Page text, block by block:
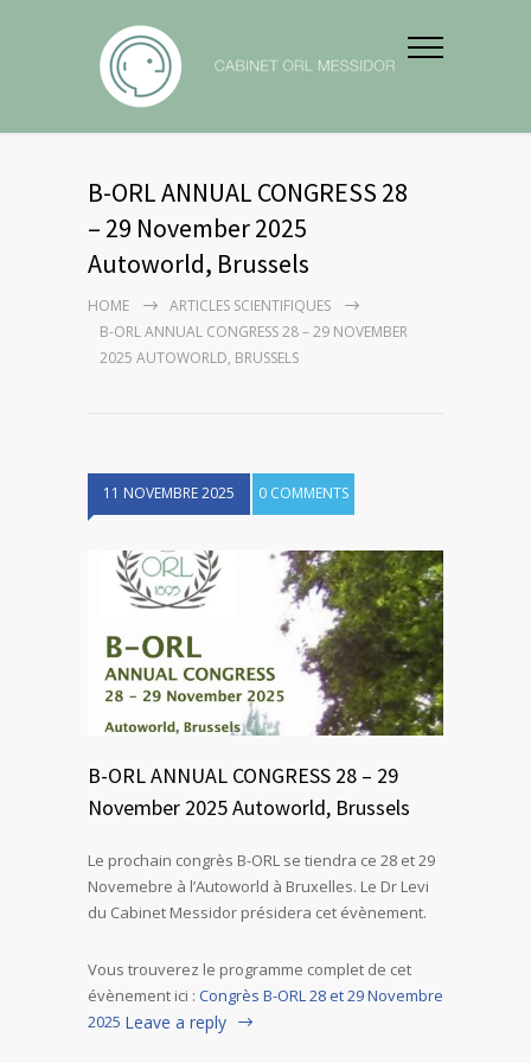
B-ORL ANNUAL CONGRESS 28
– 29 November 2025
Autoworld, Brussels
HOME
ARTICLES SCIENTIFIQUES
B-ORL ANNUAL CONGRESS 28 – 29 NOVEMBER
2025 AUTOWORLD, BRUSSELS
11 NOVEMBRE 2025 0 COMMENTS
B-ORL ANNUAL CONGRESS 28 – 29
November 2025 Autoworld, Brussels
Le prochain congrès B-ORL se tiendra ce 28 et 29
Novemebre à l’Autoworld à Bruxelles. Le Dr Levi
du Cabinet Messidor présidera cet évènement.
Vous trouverez le programme complet de cet
évènement ici : Congrès B-ORL 28 et 29 Novembre
2025 Leave a reply